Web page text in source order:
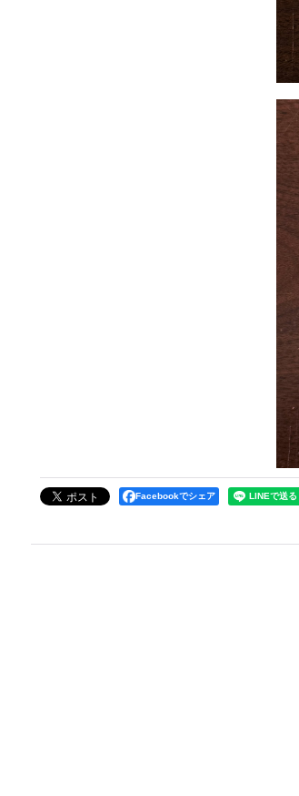
Facebookでシェア